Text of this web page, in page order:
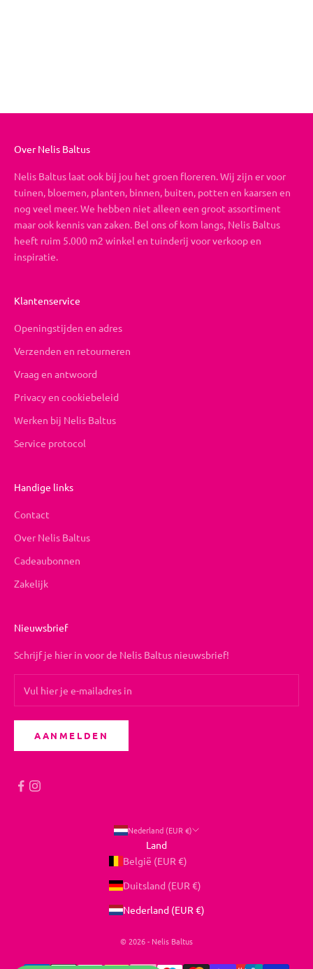
Over Nelis Baltus
Nelis Baltus laat ook bij jou het groen floreren. Wij zijn er voor
tuinen, bloemen, planten, binnen, buiten, potten en kaarsen en
nog veel meer. We hebben niet alleen een groot assortiment
maar ook kennis van zaken. Bel ons of kom langs, Nelis Baltus
heeft ruim 5.000 m2 winkel en tuinderij voor verkoop en
inspiratie.
Klantenservice
Openingstijden en adres
Verzenden en retourneren
Vraag en antwoord
Privacy en cookiebeleid
Werken bij Nelis Baltus
Service protocol
Handige links
Contact
Over Nelis Baltus
Cadeaubonnen
Zakelijk
Nieuwsbrief
Schrijf je hier in voor de Nelis Baltus nieuwsbrief!
AANMELDEN
Nederland (EUR €)
Land
België (EUR €)
Duitsland (EUR €)
Nederland (EUR €)
© 2026 - Nelis Baltus